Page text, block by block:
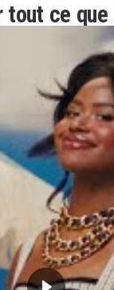
tout ce que
énergie au
ce
de
pour
mais je
un
sur